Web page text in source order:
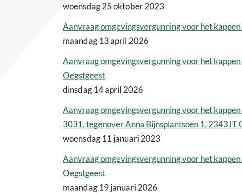
woensdag 25 oktober 2023
Aanvraag omgevingsvergunning voor het
maandag 13 april 2026
Aanvraag omgevingsvergunning voor het
Oegstgeest
dinsdag 14 april 2026
Aanvraag omgevingsvergunning voor het
3031, tegenover Anna Bijnsplantsoen 1, 2343JT
woensdag 11 januari 2023
Aanvraag omgevingsvergunning voor het
Oegstgeest
maandag 19 januari 2026